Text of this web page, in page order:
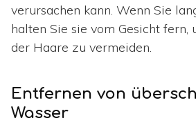
verursachen kann. Wenn Sie
halten Sie sie vom Gesicht fern,
der Haare zu vermeiden.
Entfernen von
Wasser